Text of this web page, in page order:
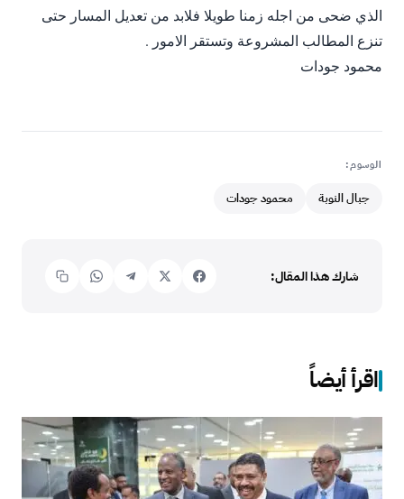
الذي ضحى من اجله زمنا طويلا فلابد من تعديل المسار حتى
تنزع المطالب المشروعة وتستقر الامور .
محمود جودات
الوسوم:
جبال النوبة محمود جودات
شارك هذا المقال:
اقرأ أيضاً